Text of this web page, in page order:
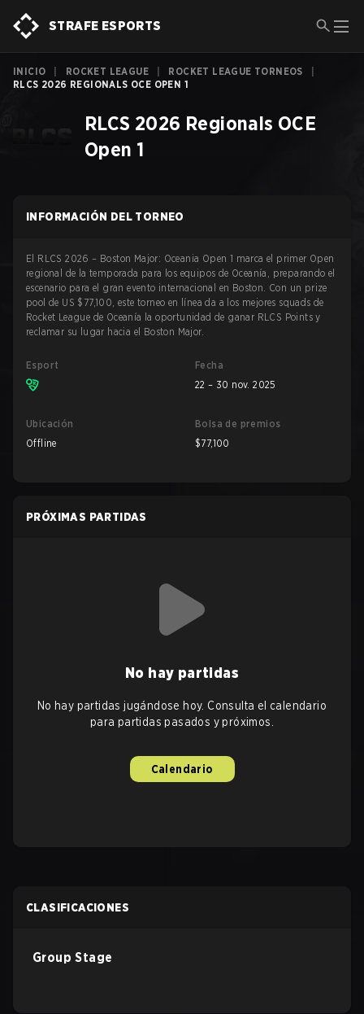
STRAFE ESPORTS
INICIO ROCKET LEAGUE ROCKET LEAGUE TORNEOS
RLCS 2026 REGIONALS OCE OPEN 1
RLCS 2026 Regionals OCE
Open 1
INFORMACIÓN DEL TORNEO
El RLCS 2026 – Boston Major: Oceania Open 1 marca el primer Open
regional de la temporada para los equipos de Oceanía, preparando el
escenario para el gran evento internacional en Boston. Con un prize
pool de US $77,100, este torneo en línea da a los mejores squads de
Rocket League de Oceanía la oportunidad de ganar RLCS Points y
reclamar su lugar hacia el Boston Major.
Esport
Fecha
22 – 30 nov. 2025
Ubicación
Offline
Bolsa de premios
$77,100
PRÓXIMAS PARTIDAS
No hay partidas
No hay partidas jugándose hoy. Consulta el calendario
para partidas pasados y próximos.
Calendario
CLASIFICACIONES
Group Stage